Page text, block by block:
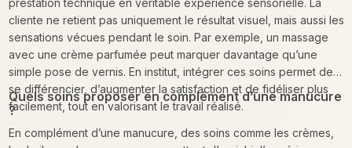
prestation technique en véritable expérience sensorielle. La
cliente ne retient pas uniquement le résultat visuel, mais aussi les
sensations vécues pendant le soin. Par exemple, un massage
avec une crème parfumée peut marquer davantage qu’une
simple pose de vernis. En institut, intégrer ces soins permet de
se différencier, d’augmenter la satisfaction et de fidéliser plus
facilement, tout en valorisant le travail réalisé.
Quels soins proposer en complément d’une manucure
?
En complément d’une manucure, des soins comme les crèmes,